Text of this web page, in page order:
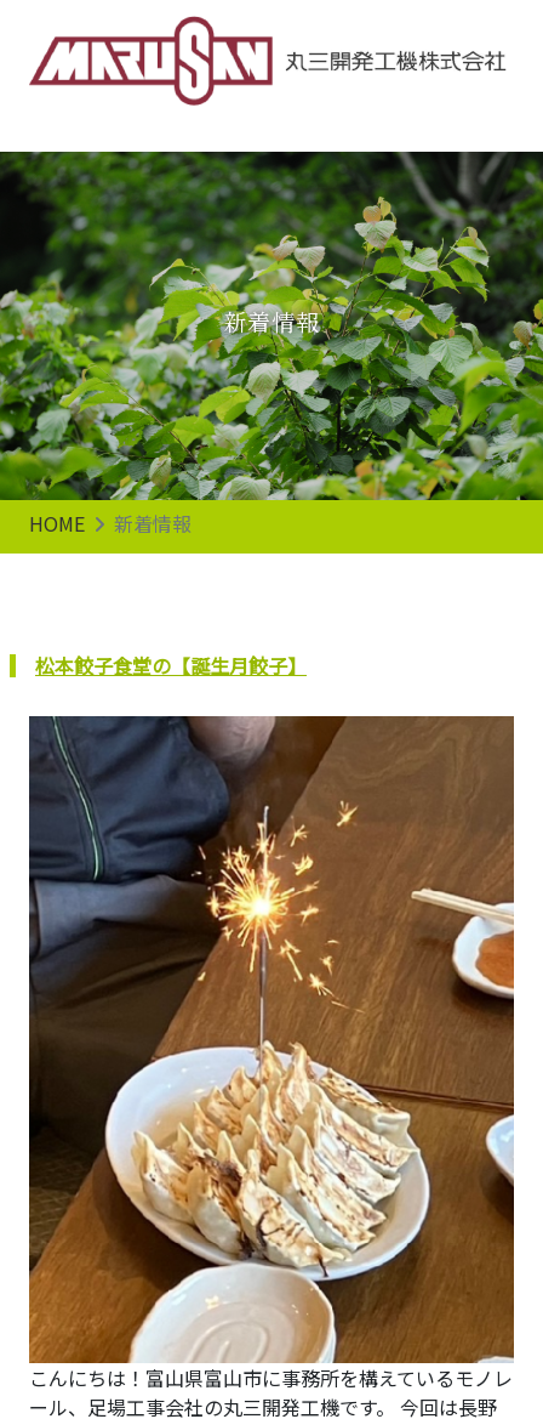
Main Navigation
新着情報
HOME 新着情報
松本餃子食堂の【誕生月餃子】
こんにちは！富山県富山市に事務所を構えているモノレ
ール、足場工事会社の丸三開発工機です。 今回は長野